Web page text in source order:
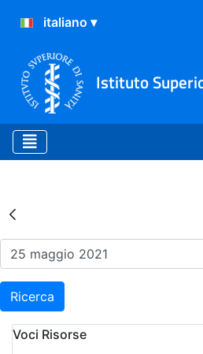
Istituto
Risultati della
Ricerca
Voci Risorse